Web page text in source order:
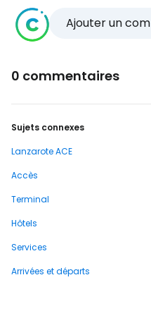
Ajouter un
0 commentaires
Sujets connexes
Lanzarote ACE
Accès
Terminal
Hôtels
Services
Arrivées et départs